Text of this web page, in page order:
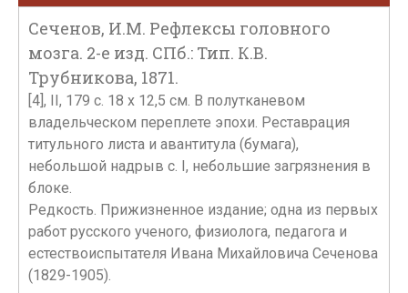
Сеченов, И.М. Рефлексы головного
мозга. 2-е изд. СПб.: Тип. К.В.
Трубникова, 1871.
[4], II, 179 с. 18 х 12,5 см. В полутканевом
владельческом переплете эпохи. Реставрация
титульного листа и авантитула (бумага),
небольшой надрыв с. I, небольшие загрязнения в
блоке.
Редкость. Прижизненное издание; одна из первых
работ русского ученого, физиолога, педагога и
естествоиспытателя Ивана Михайловича Сеченова
(1829-1905).